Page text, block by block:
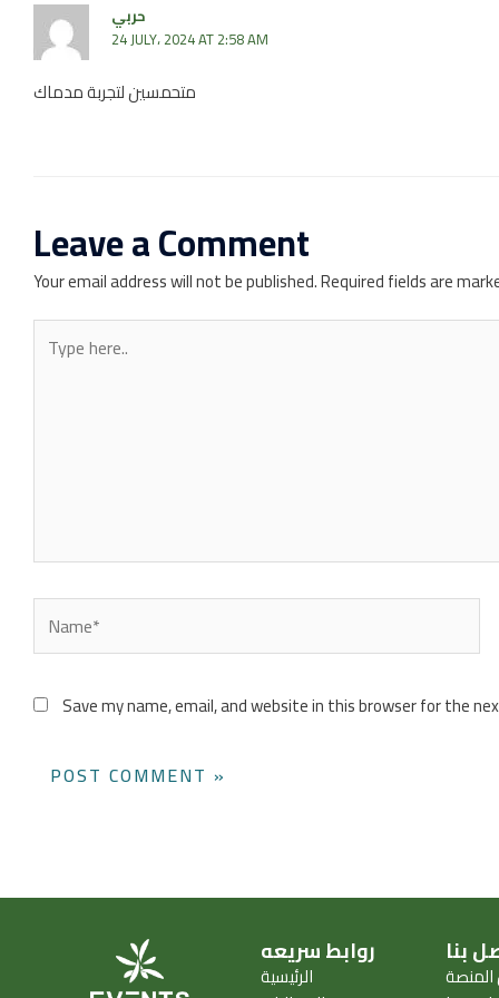
حربي
24 JULY، 2024 AT 2:58 AM
متحمسين لتجربة مدماك
Leave a Comment
Your email address will not be published.Required fields are
Type
here..
Name*
Save my name, email, and website in this browser for the
روابط سريعه
الرئيسية
بنا